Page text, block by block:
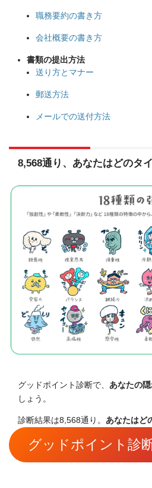
職務要約の書き方
会社概要の書き方
書類の提出方法
送り方とマナー
郵送方法
メールでの送付方法
8,568通り、あなたはどのタ
グッドポイント診断で、 あなたの
しょう。
診断結果は8,568通り。 あなたはど
グッドポイント診